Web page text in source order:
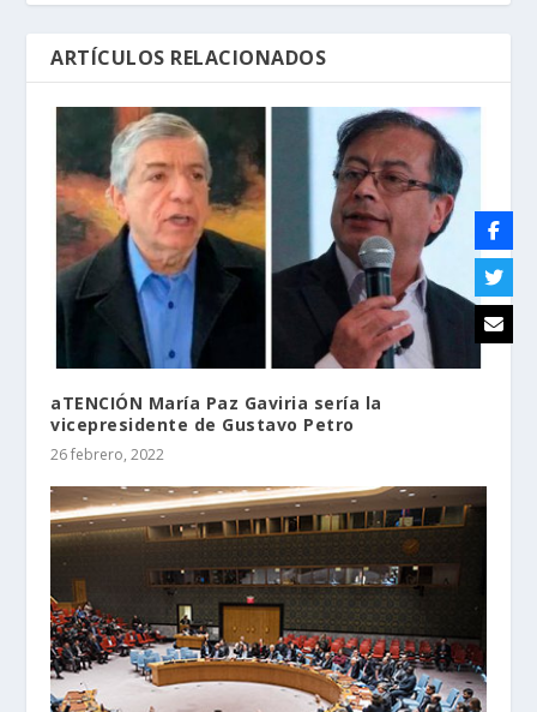
ARTÍCULOS RELACIONADOS
aTENCIÓN María Paz Gaviria sería la
vicepresidente de Gustavo Petro
26 febrero, 2022